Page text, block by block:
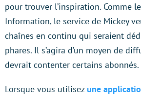
pour trouver l’inspiration. Comme
Information, le service de Mickey
chaînes en continu qui seraient
phares. Il s’agira d’un moyen de
devrait contenter certains abonnés.
Lorsque vous utilisez une